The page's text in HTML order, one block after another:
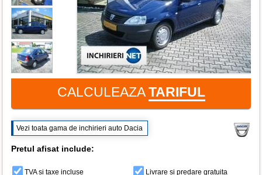
CALCULEAZATARIFUL
Vezi toata gama de inchirieri auto Dacia
Pretul afisat include:
TVA si taxe incluse Livrare si predare gratuita